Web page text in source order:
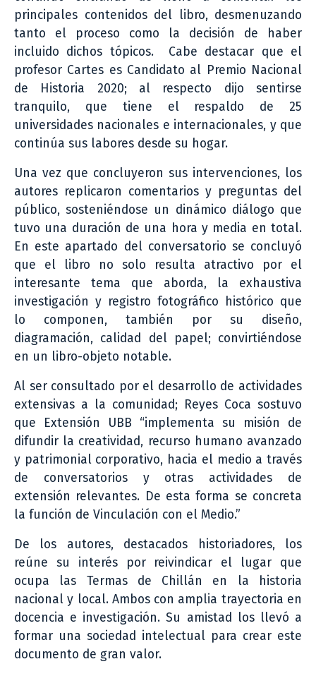
principales contenidos del libro, desmenuzando
tanto el proceso como la decisión de haber
incluido dichos tópicos. Cabe destacar que el
profesor Cartes es Candidato al Premio Nacional
de Historia 2020; al respecto dijo sentirse
tranquilo, que tiene el respaldo de 25
universidades nacionales e internacionales, y que
continúa sus labores desde su hogar.
Una vez que concluyeron sus intervenciones, los
autores replicaron comentarios y preguntas del
público, sosteniéndose un dinámico diálogo que
tuvo una duración de una hora y media en total.
En este apartado del conversatorio se concluyó
que el libro no solo resulta atractivo por el
interesante tema que aborda, la exhaustiva
investigación y registro fotográfico histórico que
lo componen, también por su diseño,
diagramación, calidad del papel; convirtiéndose
en un libro-objeto notable.
Al ser consultado por el desarrollo de actividades
extensivas a la comunidad; Reyes Coca sostuvo
que Extensión UBB “implementa su misión de
difundir la creatividad, recurso humano avanzado
y patrimonial corporativo, hacia el medio a través
de conversatorios y otras actividades de
extensión relevantes. De esta forma se concreta
la función de Vinculación con el Medio.”
De los autores, destacados historiadores, los
reúne su interés por reivindicar el lugar que
ocupa las Termas de Chillán en la historia
nacional y local. Ambos con amplia trayectoria en
docencia e investigación. Su amistad los llevó a
formar una sociedad intelectual para crear este
documento de gran valor.